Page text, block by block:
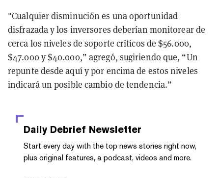
"Cualquier disminución es una oportunidad
disfrazada y los inversores deberían monitorear de
cerca los niveles de soporte críticos de $56.000,
$47.000 y $40.000,” agregó, sugiriendo que, “Un
repunte desde aquí y por encima de estos niveles
indicará un posible cambio de tendencia.”
Daily Debrief Newsletter
Start every day with the top news stories right now,
plus original features, a podcast, videos and more.